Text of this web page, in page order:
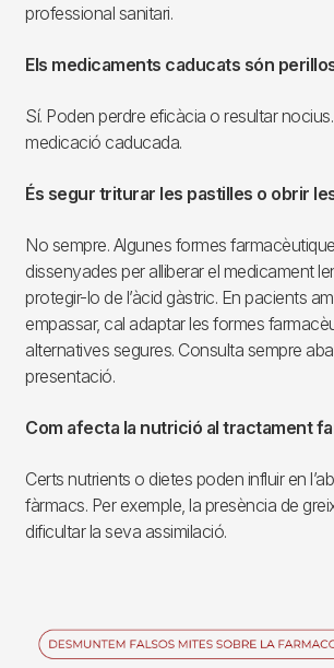
professional sanitari.
Els medicaments caducats són
Sí. Poden perdre eficàcia o resultar
medicació caducada.
És segur triturar les pastilles o obrir
No sempre. Algunes formes
dissenyades per alliberar el medicament
protegir-lo de l’àcid gàstric. En pacients
empassar, cal adaptar les formes
alternatives segures. Consulta sempre
presentació.
Com afecta la nutrició al tractament
Certs nutrients o dietes poden influir en
fàrmacs. Per exemple, la presència de
dificultar la seva assimilació.
Imagen